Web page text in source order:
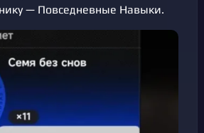
— Повседневные Навыки.